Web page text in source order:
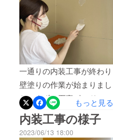
持ちで2度塗りまで突っ走っ
たしたところ2度塗り後✧︎完
成✧︎なんと綺麗な白
に、、！ここまでの道のり
が報われて超ハッピー！感
動！！の連続でした︎︎✌︎時間
も手間もかかったけど自分
たちで塗った壁は愛着も
あってとっても気に入って
ます‪‪❤︎‬お店にお越しいただ
一通りの内装工事が終わり
壁塗りの作業が始まりまし
た！まずは石膏ボードの隙
間とネジの目をパテで埋め
ていきます。始めは道具の
もっと見る
内装工事の様子
2023/06/13 18:00